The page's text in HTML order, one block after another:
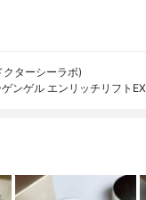
ターシーラボ)
ンゲル エンリッチリフトEX